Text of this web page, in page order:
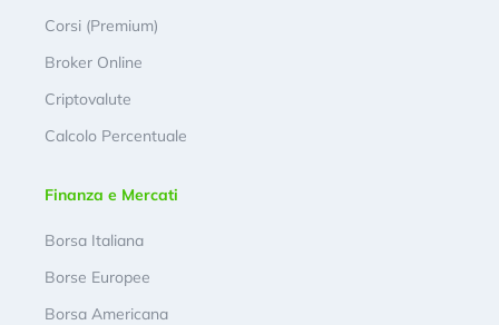
Corsi (Premium)
Broker Online
Criptovalute
Calcolo Percentuale
Finanza e Mercati
Borsa Italiana
Borse Europee
Borsa Americana